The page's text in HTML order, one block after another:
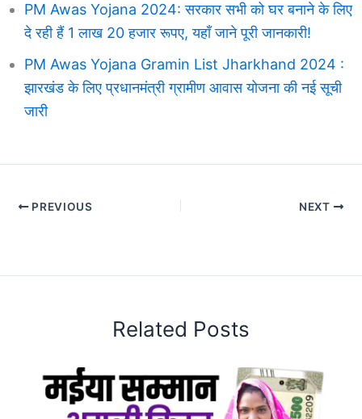
PM Awas Yojana 2024: सरकार सभी को घर बनाने के लिए
दे रही हैं 1 लाख 20 हजार रूपए, यहाँ जाने पूरी जानकारी!
PM Awas Yojana Gramin List Jharkhand 2024 :
झारखंड के लिए प्रधानमंत्री ग्रामीण आवास योजना की नई सूची
जारी
PREVIOUS NEXT
Related Posts